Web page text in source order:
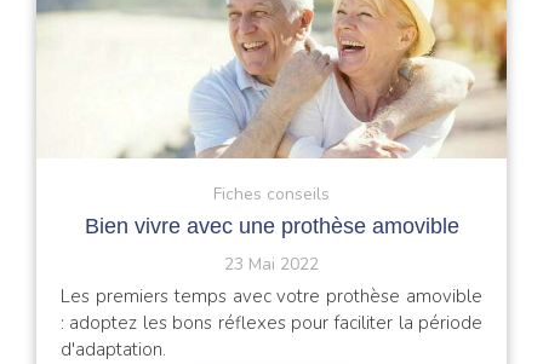
Fiches conseils
Bien vivre avec une prothèse amovible
23 Mai 2022
Les premiers temps avec votre prothèse amovible
: adoptez les bons réflexes pour faciliter la période
d'adaptation.